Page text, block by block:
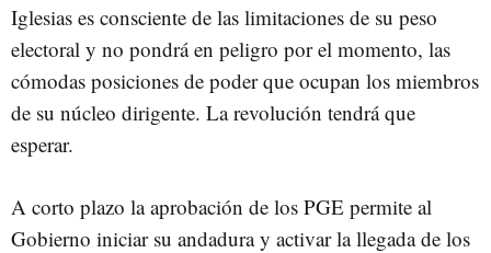
Iglesias es consciente de las limitaciones de su peso
electoral y no pondrá en peligro por el momento, las
cómodas posiciones de poder que ocupan los miembros
de su núcleo dirigente. La revolución tendrá que
esperar.
A corto plazo la aprobación de los PGE permite al
Gobierno iniciar su andadura y activar la llegada de los